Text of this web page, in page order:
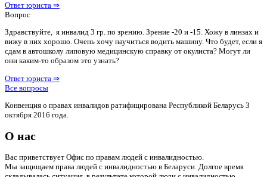
Ответ юриста ⇒
Вопрос
Здравствуйте, я инвалид 3 гр. по зрению. Зрение -20 и -15. Хожу в линзах и
вижу в них хорошо. Очень хочу научиться водить машину. Что будет, если я
сдам в автошколу липовую медицинскую справку от окулиста? Могут ли
они каким-то образом это узнать?
Ответ юриста ⇒
Все вопросы
Конвенция о правах инвалидов ратифицирована Республикой Беларусь 3
октября 2016 года.
О нас
Вас приветствует Офис по правам людей с инвалидностью.
Мы защищаем права людей с инвалидностью в Беларуси. Долгое время